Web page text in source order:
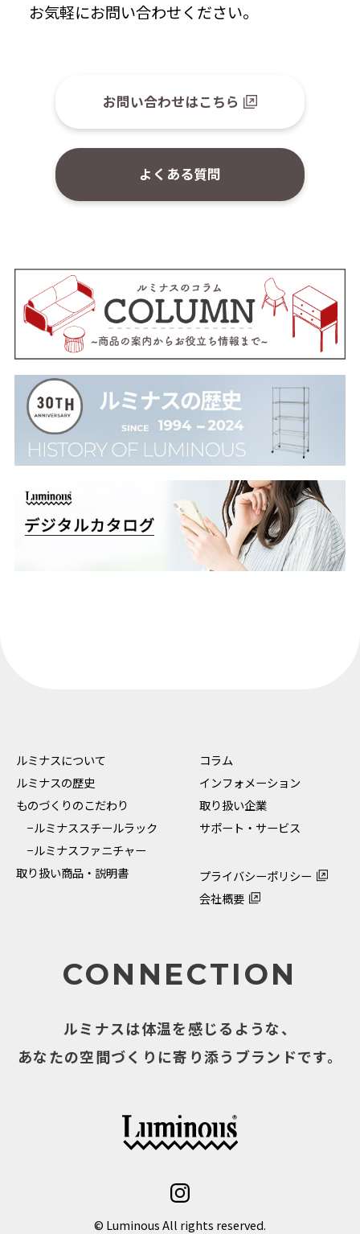
お気軽にお問い合わせください。
お問い合わせはこちら
よくある質問
ルミナスについて
ルミナスの歴史
ものづくりのこだわり
−ルミナススチールラック
−ルミナスファニチャー
取り扱い商品・説明書
コラム
インフォメーション
取り扱い企業
サポート・サービス
プライバシーポリシー
会社概要
CONNECTION
ルミナスは体温を感じるような、
あなたの空間づくりに寄り添うブランドです。
© Luminous All rights reserved.